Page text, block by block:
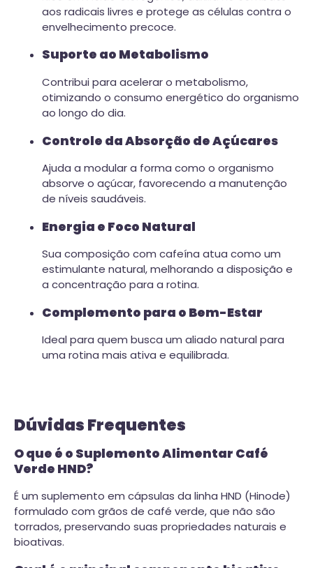
aos radicais livres e protege as células contra o
envelhecimento precoce.
Suporte ao Metabolismo
Contribui para acelerar o metabolismo,
otimizando o consumo energético do organismo
ao longo do dia.
Controle da Absorção de Açúcares
Ajuda a modular a forma como o organismo
absorve o açúcar, favorecendo a manutenção
de níveis saudáveis.
Energia e Foco Natural
Sua composição com cafeína atua como um
estimulante natural, melhorando a disposição e
a concentração para a rotina.
Complemento para o Bem-Estar
Ideal para quem busca um aliado natural para
uma rotina mais ativa e equilibrada.
Dúvidas Frequentes
O que é o Suplemento Alimentar Café
Verde HND?
É um suplemento em cápsulas da linha HND (Hinode)
formulado com grãos de café verde, que não são
torrados, preservando suas propriedades naturais e
bioativas.